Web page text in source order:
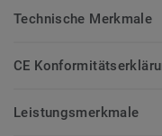
Technische Merkmale
CE
Leistungsmerkmale